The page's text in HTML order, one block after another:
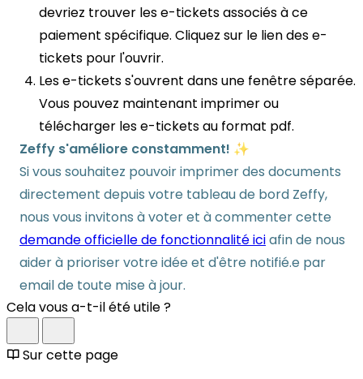
devriez trouver les e-tickets associés à ce
paiement spécifique. Cliquez sur le lien des e-
tickets pour l'ouvrir.
Les e-tickets s'ouvrent dans une fenêtre séparée.
Vous pouvez maintenant imprimer ou
télécharger les e-tickets au format pdf.
Zeffy s'améliore constamment! ✨
Si vous souhaitez pouvoir imprimer des documents
directement depuis votre tableau de bord Zeffy,
nous vous invitons à voter et à commenter cette
demande officielle de fonctionnalité iciafin de nous
aider à prioriser votre idée et d'être notifié.e par
email de toute mise à jour.
Cela vous a-t-il été utile ?
Sur cette page